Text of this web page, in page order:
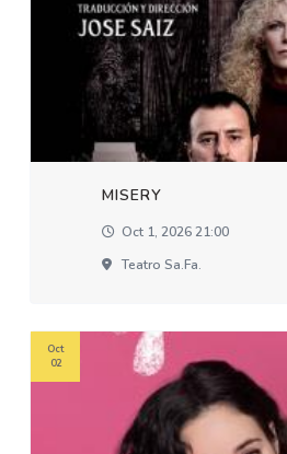
MISERY
Oct 1, 2026 21:00
Teatro Sa.fa.
Oct
02